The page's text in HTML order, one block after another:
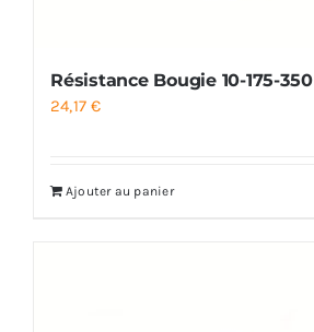
Résistance Bougie 10-175-350
24,17€
Ajouter au panier